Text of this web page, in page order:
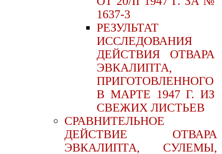
1637-3
РЕЗУЛЬТАТ
ИССЛЕДОВАНИЯ
ДЕЙСТВИЯ ОТВАРА
ЭВКАЛИПТА,
ПРИГОТОВЛЕННОГО
В МАРТЕ 1947 Г. ИЗ
СВЕЖИХ ЛИСТЬЕВ
СРАВНИТЕЛЬНОЕ
ДЕЙСТВИЕ ОТВАРА
ЭВКАЛИПТА, СУЛЕМЫ,